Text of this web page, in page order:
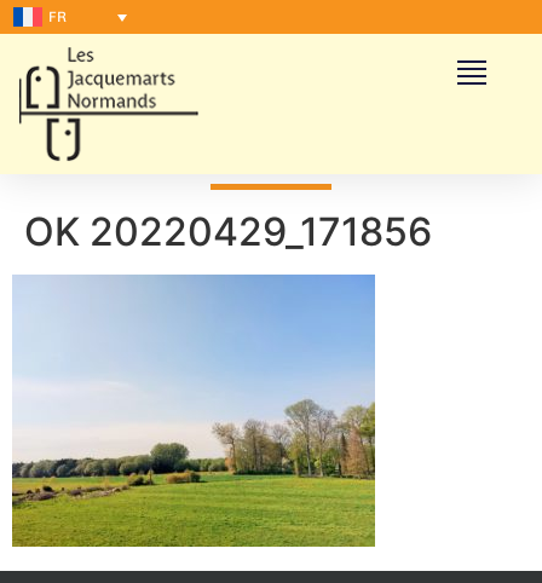
FR
OK 20220429_171856